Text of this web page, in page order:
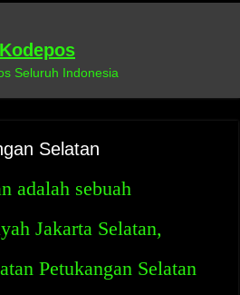
Kodepos
Seluruh Indonesia
Selatan
adalah sebuah
Jakarta Selatan,
Petukangan Selatan